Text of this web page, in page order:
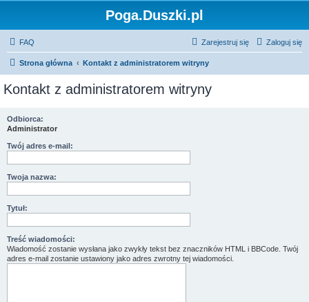
Poga.Duszki.pl
FAQ Zaloguj się
Zarejestruj się
Strona główna Kontakt z administratorem witryny
Kontakt z administratorem witryny
Odbiorca:
Administrator
Twój adres e-mail:
Twoja nazwa:
Tytuł:
Treść wiadomości:
Wiadomość zostanie wysłana jako zwykły tekst bez znaczników HTML i BBCode. Twój
adres e-mail zostanie ustawiony jako adres zwrotny tej wiadomości.